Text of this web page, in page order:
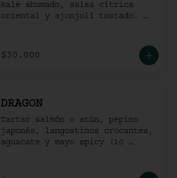
kale ahumado, salsa cítrica
oriental y ajonjolí tostado.
$30.000
DRAGON
Tartar salmón o atún, pepino
japonés, langostinos crocantes,
aguacate y mayo spicy (10